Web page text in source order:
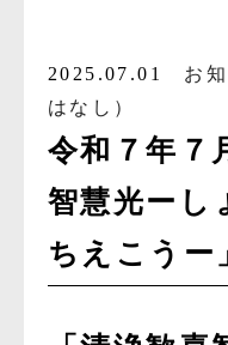
2025.07.01 お
はなし）
令和７年７
智慧光ーし
ちえこうー